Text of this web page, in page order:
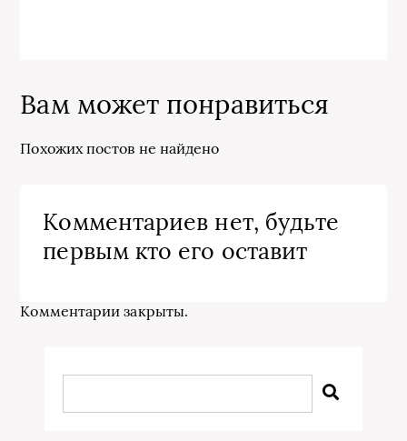
Вам может понравиться
Похожих постов не найдено
Комментариев нет, будьте
первым кто его оставит
Комментарии закрыты.